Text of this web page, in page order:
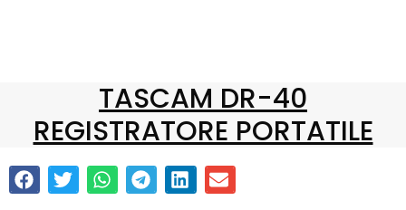
TASCAM DR-40
REGISTRATORE PORTATILE